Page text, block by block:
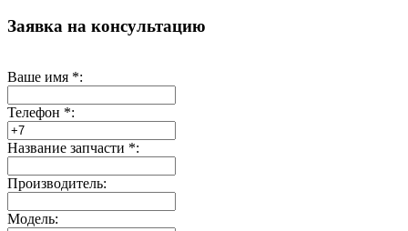
Заявка на консультацию
Ваше имя *:
Телефон *:
Название запчасти *:
Производитель:
Модель: